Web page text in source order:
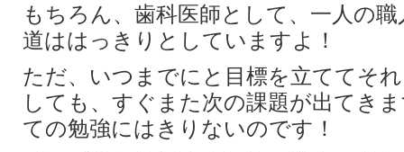
もちろん、歯科医師として、一人の
道ははっきりとしていますよ！
ただ、いつまでにと目標を立ててそ
しても、すぐまた次の課題が出てき
ての勉強にはきりないのです！